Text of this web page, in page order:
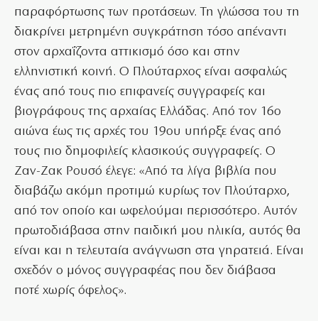
παραφόρτωσης των προτάσεων. Τη γλώσσα του τη
διακρίνει μετρημένη συγκράτηση τόσο απέναντι
στον αρχαΐζοντα αττικισμό όσο και στην
ελληνιστική κοινή. Ο Πλούταρχος είναι ασφαλώς
ένας από τους πιο επιφανείς συγγραφείς και
βιογράφους της αρχαίας Ελλάδας. Από τον 16ο
αιώνα έως τις αρχές του 19ου υπήρξε ένας από
τους πιο δημοφιλείς κλασικούς συγγραφείς. Ο
Ζαν-Ζακ Ρουσό έλεγε: «Από τα λίγα βιβλία που
διαβάζω ακόμη προτιμώ κυρίως τον Πλούταρχο,
από τον οποίο και ωφελούμαι περισσότερο. Αυτόν
πρωτοδιάβασα στην παιδική μου ηλικία, αυτός θα
είναι και η τελευταία ανάγνωση στα γηρατειά. Είναι
σχεδόν ο μόνος συγγραφέας που δεν διάβασα
ποτέ χωρίς όφελος».